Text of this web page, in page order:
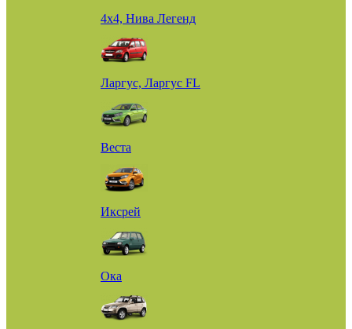
4х4, Нива Легенд
Ларгус, Ларгус FL
Веста
Иксрей
Ока